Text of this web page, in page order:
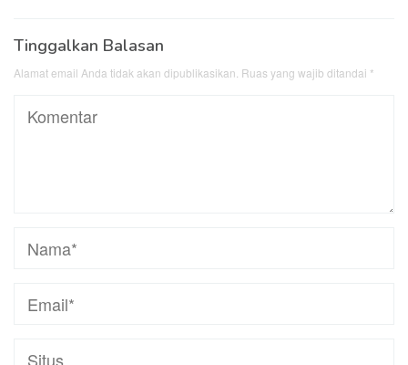
Tinggalkan Balasan
Alamat email Anda tidak akan dipublikasikan. Ruas yang wajib ditandai *